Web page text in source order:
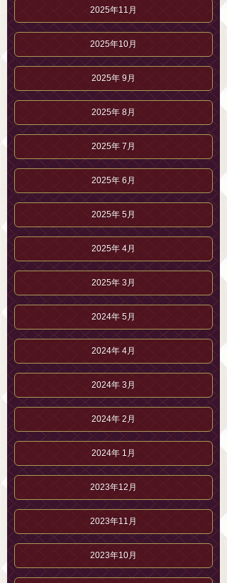
2025年11月
2025年10月
2025年 9月
2025年 8月
2025年 7月
2025年 6月
2025年 5月
2025年 4月
2025年 3月
2024年 5月
2024年 4月
2024年 3月
2024年 2月
2024年 1月
2023年12月
2023年11月
2023年10月